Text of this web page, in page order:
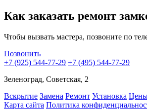
Как заказать ремонт
Чтобы вызвать мастера, позвоните по
Позвонить
+7 (925) 544-77-29 +7 (495) 544-77-29
Зеленоград, Cоветская, 2
Вскрытие Замена Ремонт Установка Цены
Карта сайта Политика